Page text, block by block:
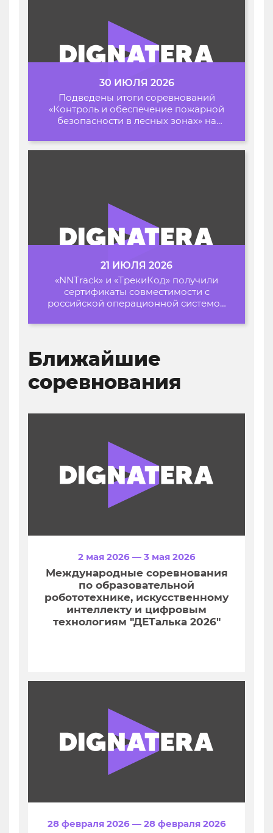
30 ИЮЛЯ 2026
Подведены итоги соревнований
«Контроль и обеспечение пожарной
безопасности в лесных зонах» на
21 ИЮЛЯ 2026
«NNTrack» и «ТрекиКод» получили
сертификаты совместимости с
российской операционной системой
Ближайшие
соревнования
2 мая 2026 — 3 мая 2026
Международные соревнования
по образовательной
робототехнике, искусственному
интеллекту и цифровым
технологиям "ДЕТалька 2026"
28 февраля 2026 — 28 февраля 2026